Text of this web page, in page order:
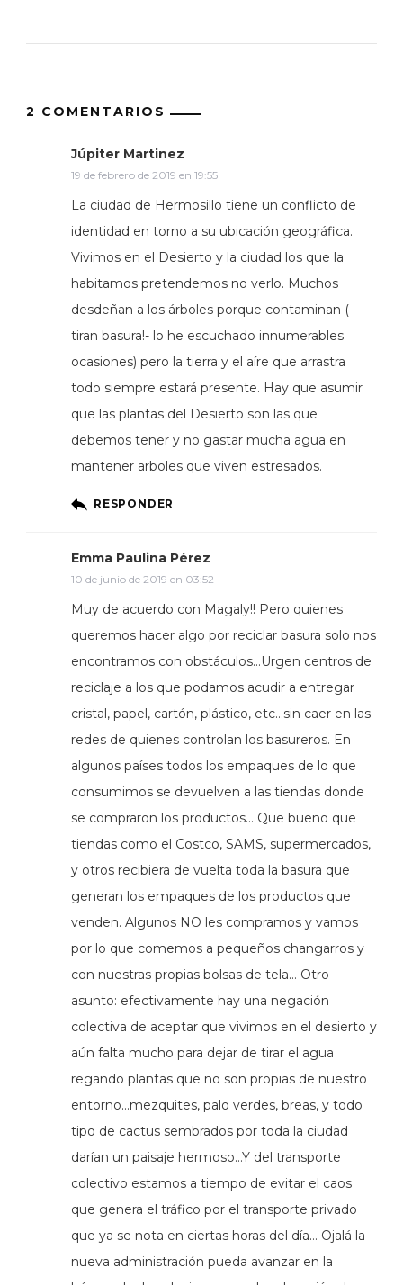
2 COMENTARIOS
Júpiter Martinez
19 de febrero de 2019 en 19:55
La ciudad de Hermosillo tiene un conflicto de
identidad en torno a su ubicación geográfica.
Vivimos en el Desierto y la ciudad los que la
habitamos pretendemos no verlo. Muchos
desdeñan a los árboles porque contaminan (-
tiran basura!- lo he escuchado innumerables
ocasiones) pero la tierra y el aíre que arrastra
todo siempre estará presente. Hay que asumir
que las plantas del Desierto son las que
debemos tener y no gastar mucha agua en
mantener arboles que viven estresados.
RESPONDER
Emma Paulina Pérez
10 de junio de 2019 en 03:52
Muy de acuerdo con Magaly!! Pero quienes
queremos hacer algo por reciclar basura solo nos
encontramos con obstáculos…Urgen centros de
reciclaje a los que podamos acudir a entregar
cristal, papel, cartón, plástico, etc…sin caer en las
redes de quienes controlan los basureros. En
algunos países todos los empaques de lo que
consumimos se devuelven a las tiendas donde
se compraron los productos… Que bueno que
tiendas como el Costco, SAMS, supermercados,
y otros recibiera de vuelta toda la basura que
generan los empaques de los productos que
venden. Algunos NO les compramos y vamos
por lo que comemos a pequeños changarros y
con nuestras propias bolsas de tela… Otro
asunto: efectivamente hay una negación
colectiva de aceptar que vivimos en el desierto y
aún falta mucho para dejar de tirar el agua
regando plantas que no son propias de nuestro
entorno…mezquites, palo verdes, breas, y todo
tipo de cactus sembrados por toda la ciudad
darían un paisaje hermoso…Y del transporte
colectivo estamos a tiempo de evitar el caos
que genera el tráfico por el transporte privado
que ya se nota en ciertas horas del día… Ojalá la
nueva administración pueda avanzar en la